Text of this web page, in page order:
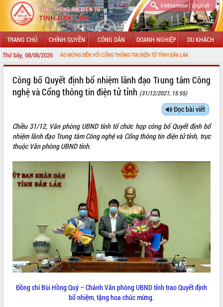
Vietnamese| English
TRANG CHỦ CHÍNH QUYỀN CÔNG DÂN DOANH NGHIỆP DU KHÁCH
Thứ bảy, 08/08/2026CHÀO MỪNG ĐẾN VỚI CỔNG THÔNG TIN ĐIỆN TỬ TỈNH ĐẮK LẮK
LÃNH ĐẠO UBND TỈNH
SỞ, BAN, NGÀNH
THÔNG TIN CHỈ ĐẠO ĐIỀU HÀNH
ĐIỂM TIN VĂN BẢN
QUY HOẠCH - KẾ HOẠCH
Công bố Quyết định bổ nhiệm lãnh đạo Trung tâm Công
nghệ và Cổng thông tin điện tử tỉnh (31/12/2021, 15:55)
Đọc bài viết
Chiều 31/12, Văn phòng UBND tỉnh tổ chức họp công bố Quyết định bổ
nhiệm lãnh đạo Trung tâm Công nghệ và Cổng thông tin điện tử tỉnh, trực
thuộc Văn phòng UBND tỉnh.
Đồng chí Bùi Hồng Quý – Chánh Văn phòng UBND tỉnh trao Quyết định
bổ nhiệm, tặng hoa chúc mừng.